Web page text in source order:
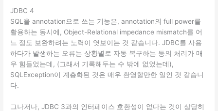
JDBC 4
SQL을 annotation으로 쓰는 기능은, annotation의 full power를
활용하는 동시에, Object-Relational impedance mismatch를 어
느 정도 보완하려는 노력이 엿보이는 것 같습니다. JDBC를 사용
하다가 발생하는 오류는 상황별로 자동 복구하는 등의 처리가 매
우 힘들었는데, (그래서 기록해두는 수 밖에 없었는데),
SQLException이 계층화된 것은 매우 환영할만한 일인 것 같습니
다.
그나저나, JDBC 3과의 인터페이스 호환성이 없다는 것이 상당히